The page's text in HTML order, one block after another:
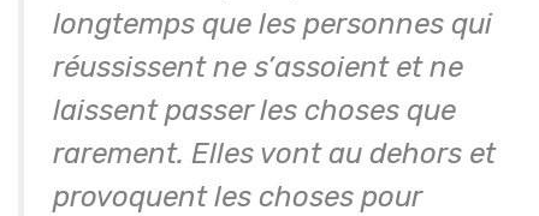
longtemps que les personnes qui
réussissent ne s’assoient et ne
laissent passer les choses que
rarement. Elles vont au dehors et
provoquent les choses pour